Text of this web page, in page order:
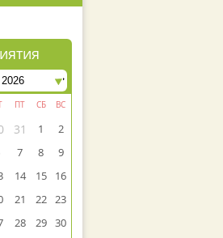
ПТ СБ ВС
31 1
2
7 8
9
14 15
16
21 22 23
28 29 30